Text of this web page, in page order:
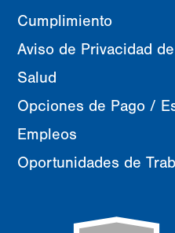
Cumplimiento
Aviso de Privacidad
Salud
Opciones de Pago /
Empleos
Oportunidades de